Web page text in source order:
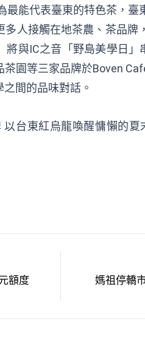
最能代表臺東的特色茶，
人接觸在地茶農、茶品牌
與IC之音「野島美學日」
園等三家品牌於Boven
間的品味對話。
台東紅烏龍喚醒慵懶的夏
額度
媽祖停轎